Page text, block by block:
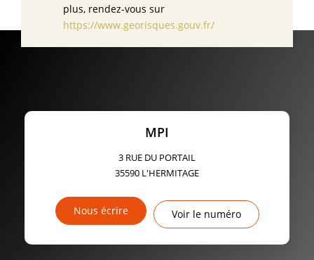
plus, rendez-vous sur
https://www.georisques.gouv.fr/
MPI
3 RUE DU PORTAIL
35590 L'HERMITAGE
Nous écrire Voir le numéro